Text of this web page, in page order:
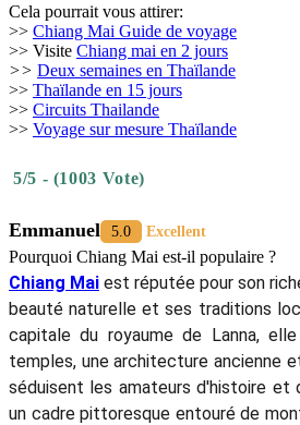
Cela pourrait vous attirer:
>> Chiang Mai Guide de voyage
>> Visite Chiang mai en 2 jours
>> Deux semaines en Thaïlande
>> Thaïlande en 15 jours
>> Circuits Thailande
>> Voyage sur mesure Thaïlande
5/5 - (1003 Vote)
Emmanuel 5.0 Excellent
Pourquoi Chiang Mai est-il populaire ?
Chiang Mai est réputée pour son
beauté naturelle et ses traditions
capitale du royaume de Lanna,
temples, une architecture ancienne
séduisent les amateurs d'histoire et
un cadre pittoresque entouré de